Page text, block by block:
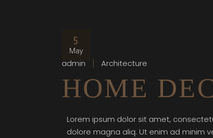
5
May
admin Architecture
HOME
Lorem ipsum dolor sit amet,
dolore magna aliq. Ut enim ad minim